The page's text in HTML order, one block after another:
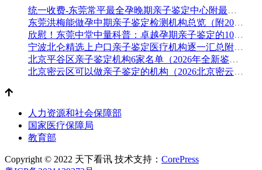
统一收费-东莞常平最全孕晚期亲子鉴定中心附最全机构地址一览（附2026年汇总鉴定）
东莞洪梅能做孕中期亲子鉴定检测机构总览（附2026年月汇总-鉴定）
欣慰！东莞中堂中量科普：卓越孕期亲子鉴定的10个地方（附2026年鉴定手续）
宁波北仑精选上户口亲子鉴定医疗机构逐一汇总附2026年鉴定指南
北京平谷区亲子鉴定机构6家名单（2026年全新鉴定地址）
北京密云区可以做亲子鉴定的机构（2026北京密云区亲子鉴定名单）
人力资源和社会保障部
国家医疗保障局
教育部
Copyright © 2022 天下看讯 技术支持： CorePress